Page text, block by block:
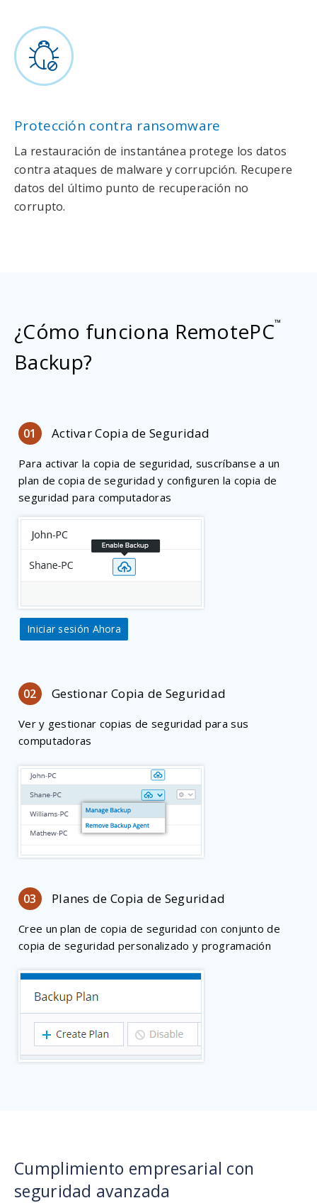
Protección contra ransomware
La restauración de instantánea protege los datos
contra ataques de malware y corrupción. Recupere
datos del último punto de recuperación no
corrupto.
¿Cómo funciona RemotePC™
Backup?
01 Activar Copia de Seguridad
Para activar la copia de seguridad, suscríbanse a un
plan de copia de seguridad y configuren la copia de
seguridad para computadoras
Iniciar sesión Ahora
02 Gestionar Copia de Seguridad
Ver y gestionar copias de seguridad para sus
computadoras
03 Planes de Copia de Seguridad
Cree un plan de copia de seguridad con conjunto de
copia de seguridad personalizado y programación
Cumplimiento empresarial con
seguridad avanzada